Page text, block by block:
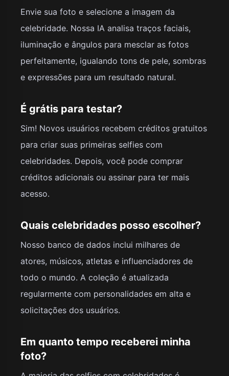
Envie sua foto e selecione a imagem da
celebridade. Nossa IA analisa traços faciais,
iluminação e ângulos para mesclar as fotos
perfeitamente, igualando tons de pele, sombras
e expressões para um resultado natural.
É grátis para testar?
Sim! Novos usuários recebem créditos gratuitos
para criar suas primeiras selfies com
celebridades. Depois, você pode comprar
créditos adicionais ou assinar para ter mais
acesso.
Quais celebridades posso escolher?
Nosso banco de dados inclui milhares de
atores, músicos, atletas e influenciadores de
todo o mundo. A coleção é atualizada
regularmente com personalidades em alta e
solicitações dos usuários.
Em quanto tempo receberei minha
foto?